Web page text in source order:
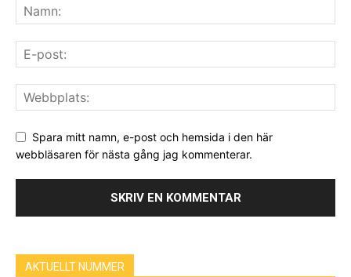
Spara mitt namn, e-post och hemsida i den här
webbläsaren för nästa gång jag kommenterar.
AKTUELLT NUMMER